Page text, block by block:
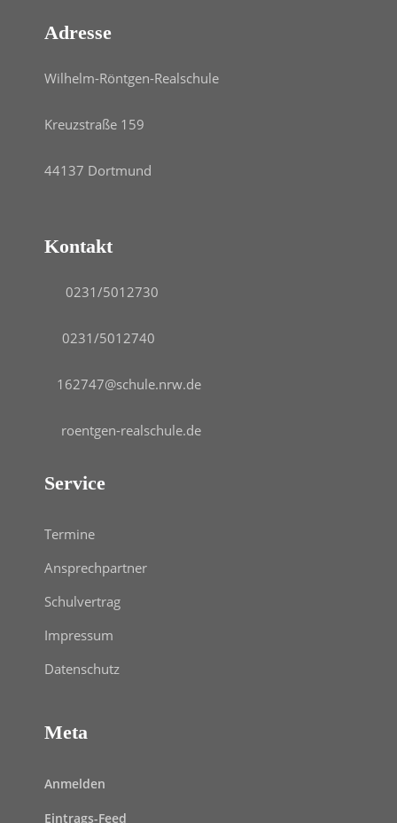
Adresse
Wilhelm-Röntgen-Realschule
Kreuzstraße 159
44137 Dortmund
Kontakt
0231/5012730
0231/5012740
162747@schule.nrw.de
roentgen-realschule.de
Service
Termine
Ansprechpartner
Schulvertrag
Impressum
Datenschutz
Meta
Anmelden
Eintrags-Feed